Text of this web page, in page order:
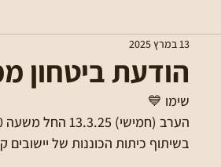
הודעת ביטחון
13 במרץ 2025
שימו 💙
בשיתוף כיתות הכוננות של